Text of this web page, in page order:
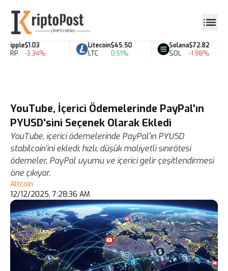
Ripple
XRP
$1.03
-3.34%
Litecoin
LTC
$45.50
0.51%
Solana
SOL
$72.82
-1.98%
YouTube, İçerici Ödemelerinde PayPal'ın
PYUSD'sini Seçenek Olarak Ekledi
YouTube, içerici ödemelerinde PayPal'ın PYUSD
stabilcoin'ini ekledi; hızlı, düşük maliyetli sınırötesi
ödemeler, PayPal uyumu ve içerici gelir çeşitlendirmesi
öne çıkıyor.
Altcoin
12/12/2025, 7:28:36 AM